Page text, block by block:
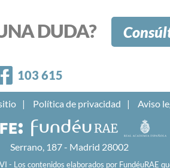
DUDA?
Facebook
103 615
Política de privacidad Aviso
Serrano, 187 - Madrid 28002
- Los contenidos elaborados por FundéuRAE